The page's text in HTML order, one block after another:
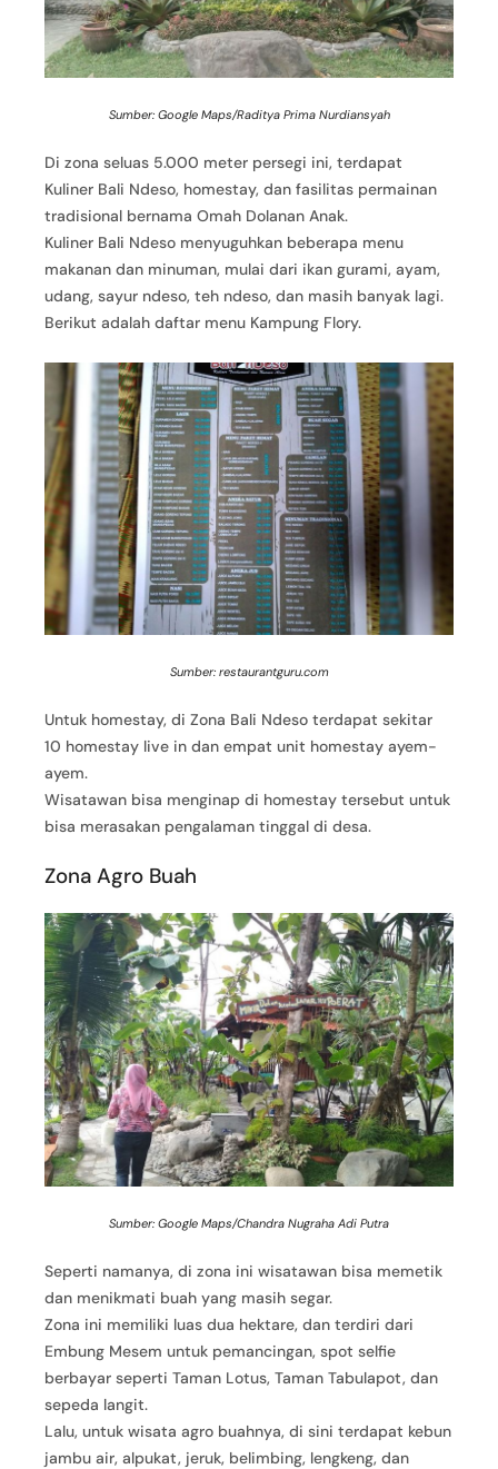
Sumber: Google Maps/Raditya Prima Nurdiansyah
Di zona seluas 5.000 meter persegi ini, terdapat
Kuliner Bali Ndeso, homestay, dan fasilitas permainan
tradisional bernama Omah Dolanan Anak.
Kuliner Bali Ndeso menyuguhkan beberapa menu
makanan dan minuman, mulai dari ikan gurami, ayam,
udang, sayur ndeso, teh ndeso, dan masih banyak lagi.
Berikut adalah daftar menu Kampung Flory.
Sumber: restaurantguru.com
Untuk homestay, di Zona Bali Ndeso terdapat sekitar
10 homestay live in dan empat unit homestay ayem-
ayem.
Wisatawan bisa menginap di homestay tersebut untuk
bisa merasakan pengalaman tinggal di desa.
Zona Agro Buah
Sumber: Google Maps/Chandra Nugraha Adi Putra
Seperti namanya, di zona ini wisatawan bisa memetik
dan menikmati buah yang masih segar.
Zona ini memiliki luas dua hektare, dan terdiri dari
Embung Mesem untuk pemancingan, spot selfie
berbayar seperti Taman Lotus, Taman Tabulapot, dan
sepeda langit.
Lalu, untuk wisata agro buahnya, di sini terdapat kebun
jambu air, alpukat, jeruk, belimbing, lengkeng, dan